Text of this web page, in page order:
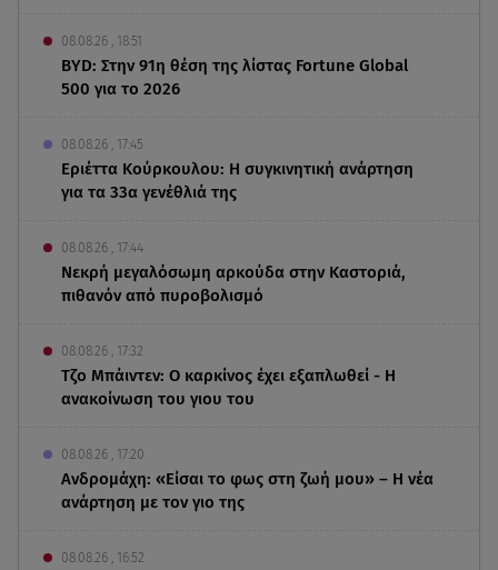
08.08.26 , 18:51
BYD: Στην 91η θέση της λίστας Fortune Global
500 για το 2026
08.08.26 , 17:45
Εριέττα Κούρκουλου: Η συγκινητική ανάρτηση
για τα 33α γενέθλιά της
08.08.26 , 17:44
Νεκρή μεγαλόσωμη αρκούδα στην Καστοριά,
πιθανόν από πυροβολισμό
08.08.26 , 17:32
Τζο Μπάιντεν: Ο καρκίνος έχει εξαπλωθεί - Η
ανακοίνωση του γιου του
08.08.26 , 17:20
Ανδρομάχη: «Είσαι το φως στη ζωή μου» – Η νέα
ανάρτηση με τον γιο της
08.08.26 , 16:52